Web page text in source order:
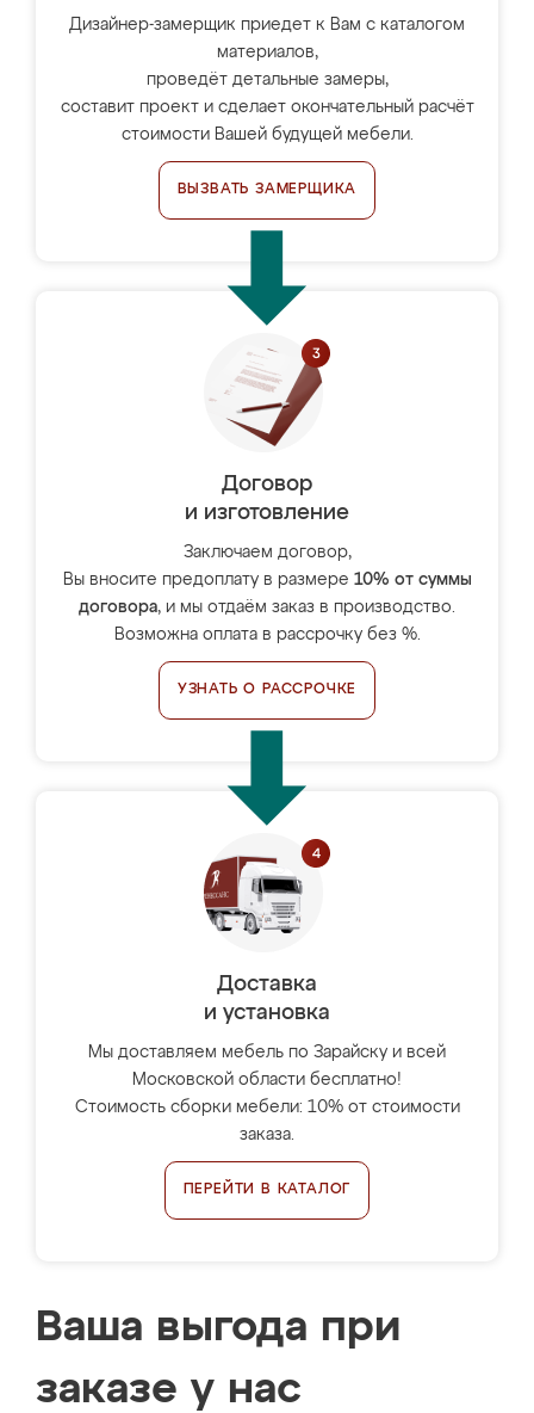
Дизайнер-замерщик приедет к Вам с каталогом
материалов,
проведёт детальные замеры,
составит проект и сделает окончательный расчёт
стоимости Вашей будущей мебели.
ВЫЗВАТЬ ЗАМЕРЩИКА
Договор
и изготовление
Заключаем договор,
Вы вносите предоплату в размере 10% от суммы
договора, и мы отдаём заказ в производство.
Возможна оплата в рассрочку без %.
УЗНАТЬ О РАССРОЧКЕ
Доставка
и установка
Мы доставляем мебель по Зарайску и всей
Московской области бесплатно!
Стоимость сборки мебели: 10% от стоимости
заказа.
ПЕРЕЙТИ В КАТАЛОГ
Ваша выгода при
заказе у нас